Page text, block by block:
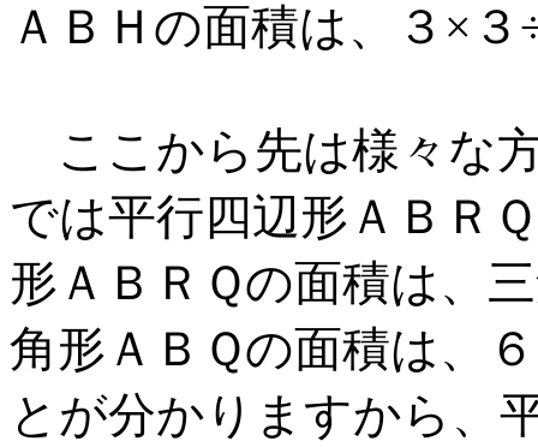
ＡＢＨの面積は、３×
ここから先は様々な
では平行四辺形ＡＢＲ
形ＡＢＲＱの面積は、
角形ＡＢＱの面積は、
とが分かりますから、